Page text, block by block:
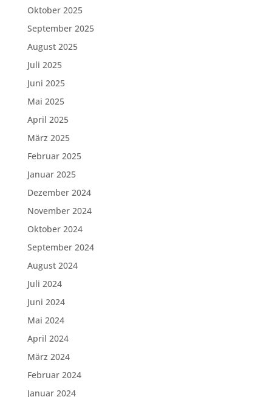
Oktober 2025
September 2025
August 2025
Juli 2025
Juni 2025
Mai 2025
April 2025
März 2025
Februar 2025
Januar 2025
Dezember 2024
November 2024
Oktober 2024
September 2024
August 2024
Juli 2024
Juni 2024
Mai 2024
April 2024
März 2024
Februar 2024
Januar 2024